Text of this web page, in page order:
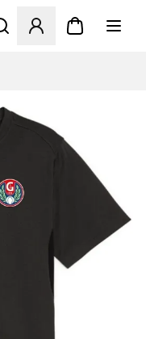
en Modal til at